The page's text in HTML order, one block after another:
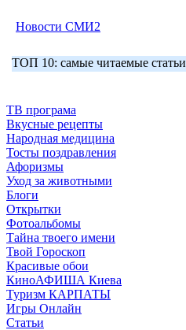
Новости СМИ2
ТОП 10: самые читаемые статьи
ТВ програма
Вкусные рецепты
Народная медицина
Тосты поздравления
Афоризмы
Уход за животными
Блоги
Открытки
Фотоальбомы
Тайна твоего имени
Твой Гороскоп
Красивые обои
КиноАФИША Киева
Туризм КАРПАТЫ
Игры Онлайн
Статьи